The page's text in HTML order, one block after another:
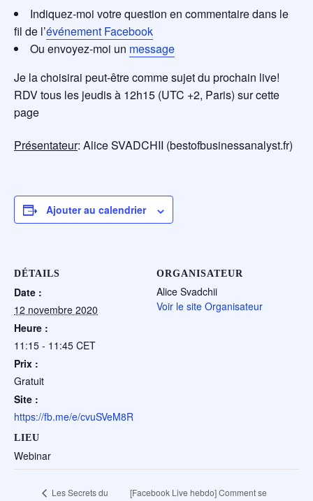
Indiquez-moi votre question en commentaire dans le
fil de l’événement Facebook
Ou envoyez-moi un message
Je la choisirai peut-être comme sujet du prochain live!
RDV tous les jeudis à 12h15 (UTC +2, Paris) sur cette
page
Présentateur: Alice SVADCHII (bestofbusinessanalyst.fr)
Ajouter au calendrier
DÉTAILS
Date :
12 novembre 2020
Heure :
11:15 - 11:45 CET
Prix :
Gratuit
Site :
https://fb.me/e/cvuSVeM8R
LIEU
Webinar
ORGANISATEUR
Alice Svadchii
Voir le site Organisateur
Les Secrets du
[Facebook Live hebdo] Comment se